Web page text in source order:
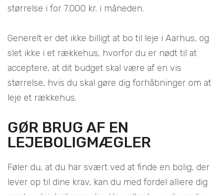
størrelse i for 7.000 kr. i måneden.
Generelt er det ikke billigt at bo til leje i Aarhus, og
slet ikke i et rækkehus, hvorfor du er nødt til at
acceptere, at dit budget skal være af en vis
størrelse, hvis du skal gøre dig forhåbninger om at
leje et rækkehus.
GØR BRUG AF EN
LEJEBOLIGMÆGLER
Føler du, at du har svært ved at finde en bolig, der
lever op til dine krav, kan du med fordel alliere dig